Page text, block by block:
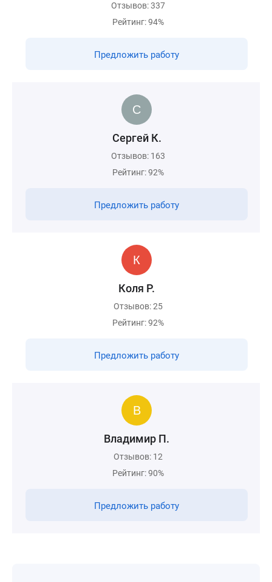
Отзывов: 337
Рейтинг: 94%
Предложить работу
Сергей К.
Отзывов: 163
Рейтинг: 92%
Предложить работу
Коля Р.
Отзывов: 25
Рейтинг: 92%
Предложить работу
Владимир П.
Отзывов: 12
Рейтинг: 90%
Предложить работу